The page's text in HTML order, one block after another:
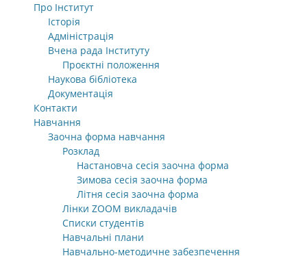
Про Інститут
Історія
Адміністрація
Вчена рада Інституту
Проєктні положення
Наукова бібліотека
Документація
Контакти
Навчання
Заочна форма навчання
Розклад
Настановча сесія заочна форма
Зимова сесія заочна форма
Літня сесія заочна форма
Лінки ZOOM викладачів
Списки студентів
Навчальні плани
Навчально-методичне забезпечення